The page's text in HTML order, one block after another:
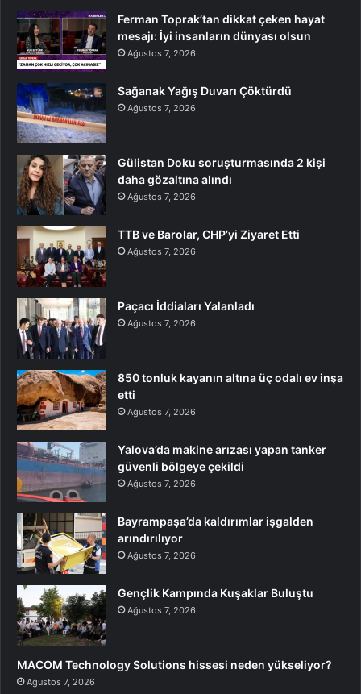
Ferman Toprak’tan dikkat çeken hayat
mesajı: İyi insanların dünyası olsun
Ağustos 7, 2026
Sağanak Yağış Duvarı Çöktürdü
Ağustos 7, 2026
Gülistan Doku soruşturmasında 2 kişi
daha gözaltına alındı
Ağustos 7, 2026
TTB ve Barolar, CHP’yi Ziyaret Etti
Ağustos 7, 2026
Paçacı İddiaları Yalanladı
Ağustos 7, 2026
850 tonluk kayanın altına üç odalı ev inşa
etti
Ağustos 7, 2026
Yalova’da makine arızası yapan tanker
güvenli bölgeye çekildi
Ağustos 7, 2026
Bayrampaşa’da kaldırımlar işgalden
arındırılıyor
Ağustos 7, 2026
Gençlik Kampında Kuşaklar Buluştu
Ağustos 7, 2026
MACOM Technology Solutions hissesi neden yükseliyor?
Ağustos 7, 2026